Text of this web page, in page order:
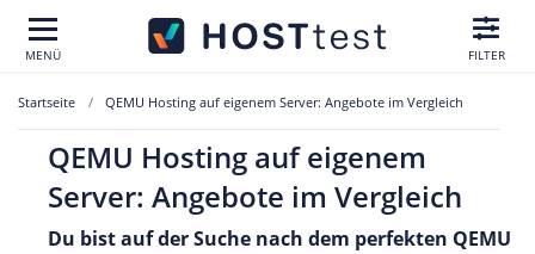
MENÜ FILTER
Startseite QEMU Hosting auf eigenem Server: Angebote im Vergleich
QEMU Hosting auf eigenem
Server: Angebote im Vergleich
Du bist auf der Suche nach dem perfekten QEMU